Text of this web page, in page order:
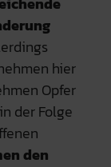
hier
Opfer
der Folge
den